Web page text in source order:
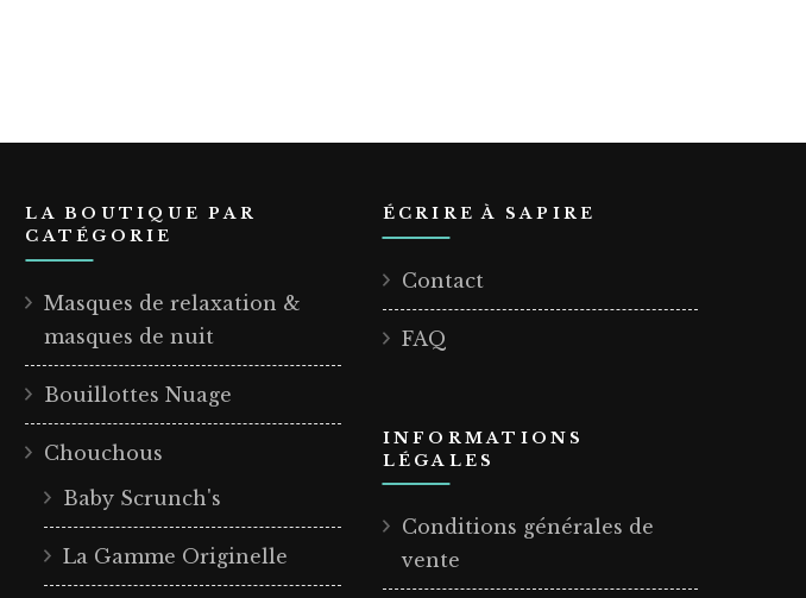
LA BOUTIQUE PAR
CATÉGORIE
Masques de relaxation &
masques de nuit
Bouillottes Nuage
Chouchous
Baby Scrunch's
La Gamme Originelle
ÉCRIRE À SAPIRE
Contact
FAQ
INFORMATIONS
LÉGALES
Conditions générales de
vente